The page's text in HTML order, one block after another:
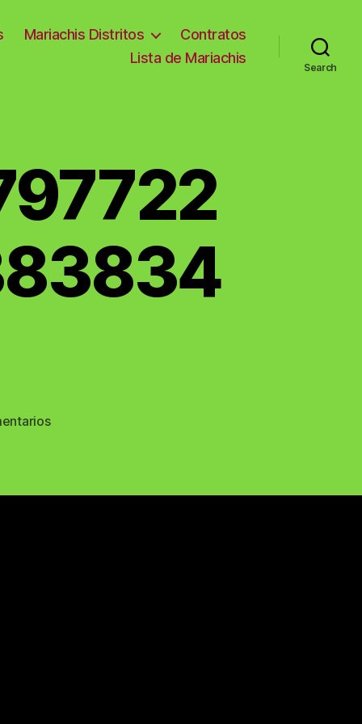
Mariachis Distritos
Contratos
Lista de Mariachis
Search
en